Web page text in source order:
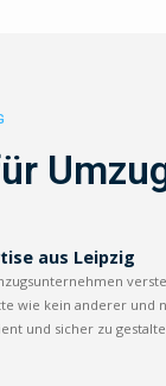
aus Leipzig
wie kein anderer und
und sicher zu